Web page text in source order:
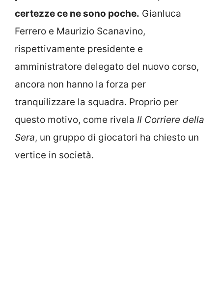
certezze ce ne sono poche. Gianluca
Ferrero e Maurizio Scanavino,
rispettivamente presidente e
amministratore delegato del nuovo corso,
ancora non hanno la forza per
tranquilizzare la squadra. Proprio per
questo motivo, come rivela Il Corriere della
Sera, un gruppo di giocatori ha chiesto un
vertice in società.